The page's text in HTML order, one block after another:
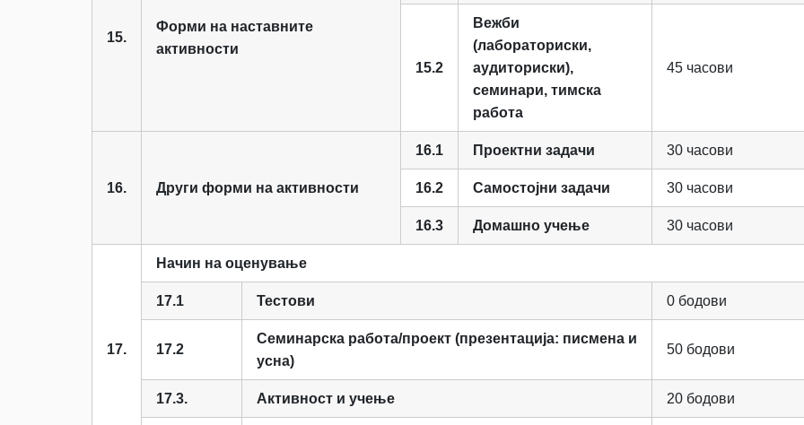
15.
Форми на наставните
активности
15.2
Вежби
(лабораториски,
аудиториски),
семинари, тимска
работа
45 часови
16. Други форми на активности
16.1 Проектни задачи 30 часови
16.2 Самостојни задачи 30 часови
16.3 Домашно учење 30 часови
17.
Начин на оценување
17.1 Тестови 0 бодови
17.2
Семинарска работа/проект (презентација: писмена и
усна)
50 бодови
17.3. Активност и учење 20 бодови